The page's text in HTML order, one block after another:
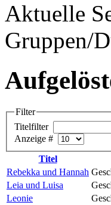
Aktuelle
Gruppen/
Filter
Titelfilter
Anzeige #
Titel
Rebekka und Hannah
Leia und Luisa
Leonie